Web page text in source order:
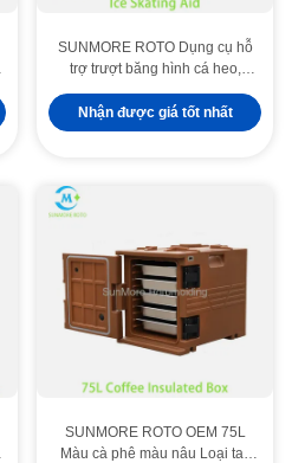
SUNMORE ROTO Dụng cụ hỗ
trợ trượt băng hình cá heo,
trẻ em, Xe tập trượt băng bằng
nhựa cho sân băng
Nhận được giá tốt nhất
SUNMORE ROTO OEM 75L
Màu cà phê màu nâu Loại tay